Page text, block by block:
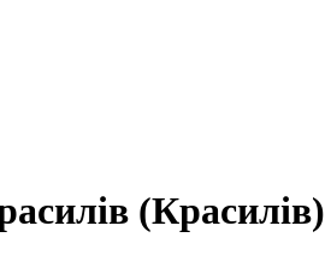
(Красилів)